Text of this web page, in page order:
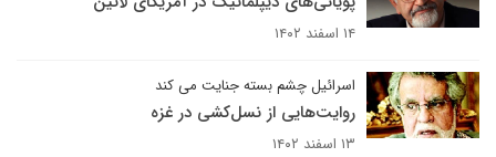
۱۴ اسفند ۱۴۰۲
اسرائیل چشم بسته جنایت می کند
روایت‌هایی از نسل‌کشی در غزه
۱۳ اسفند ۱۴۰۲